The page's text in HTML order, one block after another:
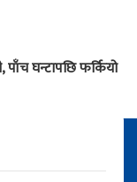
घन्टापछि फर्कियो